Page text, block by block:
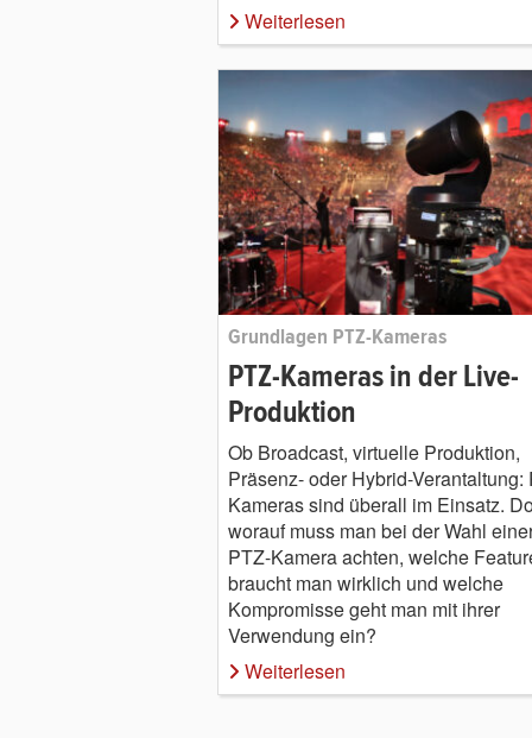
Weiterlesen
Grundlagen PTZ-Kameras
PTZ-Kameras in der Live-
Produktion
Ob Broadcast, virtuelle Produktion,
Präsenz- oder Hybrid-Verantaltung:
Kameras sind überall im Einsatz.
worauf muss man bei der Wahl
PTZ-Kamera achten, welche
braucht man wirklich und welche
Kompromisse geht man mit ihrer
Verwendung ein?
Weiterlesen